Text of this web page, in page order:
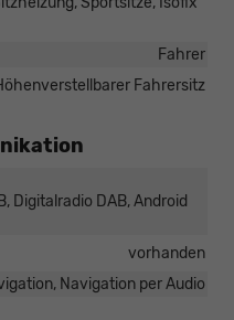
Fahrer
Fahrersitz
Digitalradio DAB, Android
vorhanden
Navigation per Audio